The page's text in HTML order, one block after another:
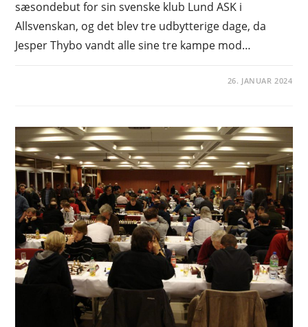
sæsondebut for sin svenske klub Lund ASK i
Allsvenskan, og det blev tre udbytterige dage, da
Jesper Thybo vandt alle sine tre kampe mod…
26. JANUAR 2024